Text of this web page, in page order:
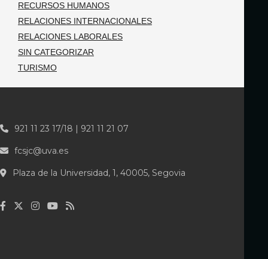
RECURSOS HUMANOS
RELACIONES INTERNACIONALES
RELACIONES LABORALES
SIN CATEGORIZAR
TURISMO
921 11 23 17/18 | 921 11 21 07
fcsjc@uva.es
Plaza de la Universidad, 1, 40005, Segovia